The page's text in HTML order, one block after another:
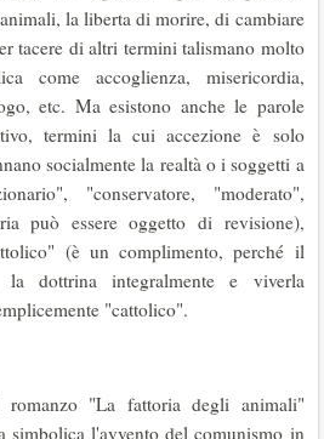
la liberta di morire, di cambiare
tacere di altri termini talismano molto
come accoglienza, misericordia,
etc. Ma esistono anche le parole
termini la cui accezione è solo
socialmente la realtà o i soggetti a
"conservatore, "moderato",
può essere oggetto di revisione),
(è un complimento, perché il
la dottrina integralmente e viverla
"cattolico".
"La fattoria degli animali"
simbolica l'avvento del comunismo in